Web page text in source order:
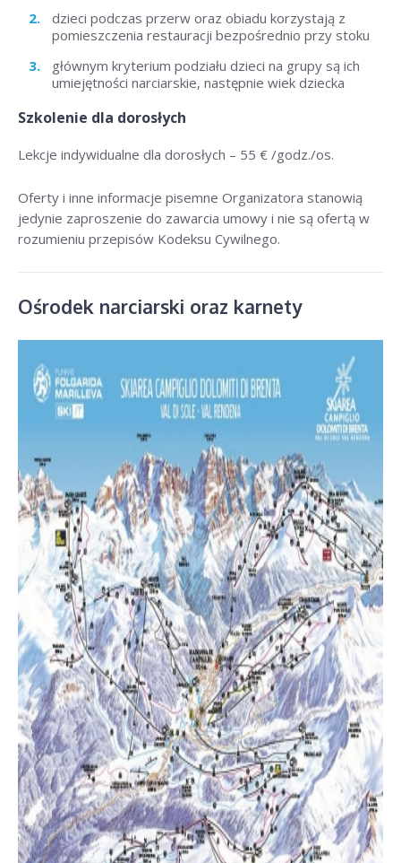
dzieci podczas przerw oraz obiadu korzystają z
pomieszczenia restauracji bezpośrednio przy stoku
głównym kryterium podziału dzieci na grupy są ich
umiejętności narciarskie, następnie wiek dziecka
Szkolenie dla dorosłych
Lekcje indywidualne dla dorosłych – 55 € /godz./os.
Oferty i inne informacje pisemne Organizatora stanowią
jedynie zaproszenie do zawarcia umowy i nie są ofertą w
rozumieniu przepisów Kodeksu Cywilnego.
Ośrodek narciarski oraz karnety